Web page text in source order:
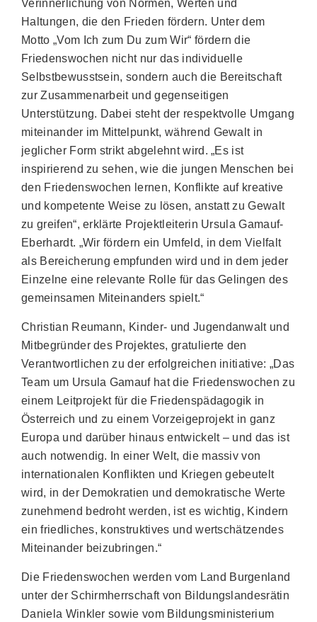
Verinnerlichung von Normen, Werten und
Haltungen, die den Frieden fördern. Unter dem
Motto „Vom Ich zum Du zum Wir“ fördern die
Friedenswochen nicht nur das individuelle
Selbstbewusstsein, sondern auch die Bereitschaft
zur Zusammenarbeit und gegenseitigen
Unterstützung. Dabei steht der respektvolle Umgang
miteinander im Mittelpunkt, während Gewalt in
jeglicher Form strikt abgelehnt wird. „Es ist
inspirierend zu sehen, wie die jungen Menschen bei
den Friedenswochen lernen, Konflikte auf kreative
und kompetente Weise zu lösen, anstatt zu Gewalt
zu greifen“, erklärte Projektleiterin Ursula Gamauf-
Eberhardt. „Wir fördern ein Umfeld, in dem Vielfalt
als Bereicherung empfunden wird und in dem jeder
Einzelne eine relevante Rolle für das Gelingen des
gemeinsamen Miteinanders spielt.“
Christian Reumann, Kinder- und Jugendanwalt und
Mitbegründer des Projektes, gratulierte den
Verantwortlichen zu der erfolgreichen initiative: „Das
Team um Ursula Gamauf hat die Friedenswochen zu
einem Leitprojekt für die Friedenspädagogik in
Österreich und zu einem Vorzeigeprojekt in ganz
Europa und darüber hinaus entwickelt – und das ist
auch notwendig. In einer Welt, die massiv von
internationalen Konflikten und Kriegen gebeutelt
wird, in der Demokratien und demokratische Werte
zunehmend bedroht werden, ist es wichtig, Kindern
ein friedliches, konstruktives und wertschätzendes
Miteinander beizubringen.“
Die Friedenswochen werden vom Land Burgenland
unter der Schirmherrschaft von Bildungslandesrätin
Daniela Winkler sowie vom Bildungsministerium